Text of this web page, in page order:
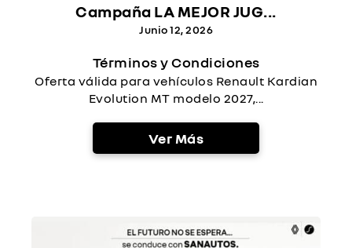
Campaña LA MEJOR JUG...
Junio 12, 2026
Términos y Condiciones
Oferta válida para vehículos Renault Kardian
Evolution MT modelo 2027,...
Ver Más